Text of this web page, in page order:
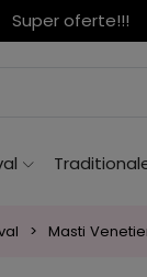
Super oferte!!!
Masti